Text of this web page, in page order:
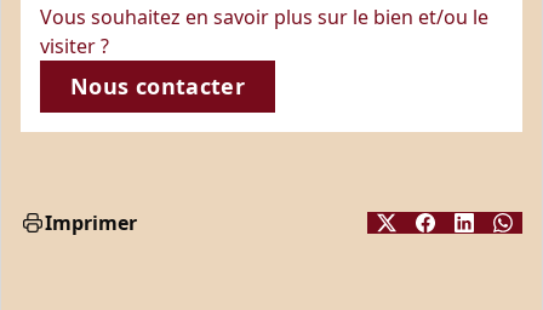
Vous souhaitez en savoir plus sur le bien et/ou le
visiter ?
Nous contacter
Imprimer